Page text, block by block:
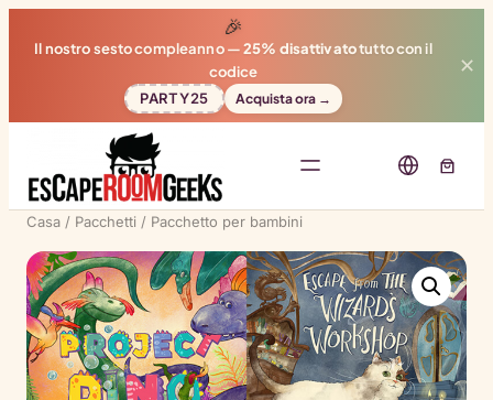
🎉
Il nostro sesto compleanno —25% disattivatotutto con il
codice
PARTY25
Acquista ora →
✕
Casa / Pacchetti / Pacchetto per bambini